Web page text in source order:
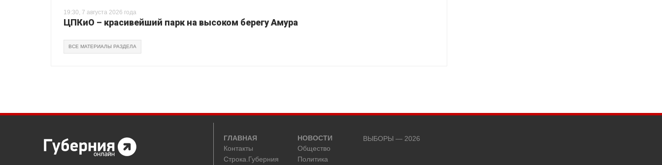
19:30, 7 августа 2026 года
ЦПКиО – красивейший парк на высоком берегу Амура
ВСЕ МАТЕРИАЛЫ РАЗДЕЛА
ГЛАВНАЯ
Контакты
Строка.Губерния
НОВОСТИ
Общество
Политика
ВЫБОРЫ — 2026